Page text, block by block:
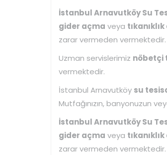
İstanbul Arnavutköy Su
gider açma veya
zarar vermeden vermektedir.
Uzman servislerimiz nöbetçi
vermektedir.
İstanbul Arnavutköy su
Mutfağınızın, banyonuzun
İstanbul Arnavutköy Su
gider açma veya
zarar vermeden vermektedir.